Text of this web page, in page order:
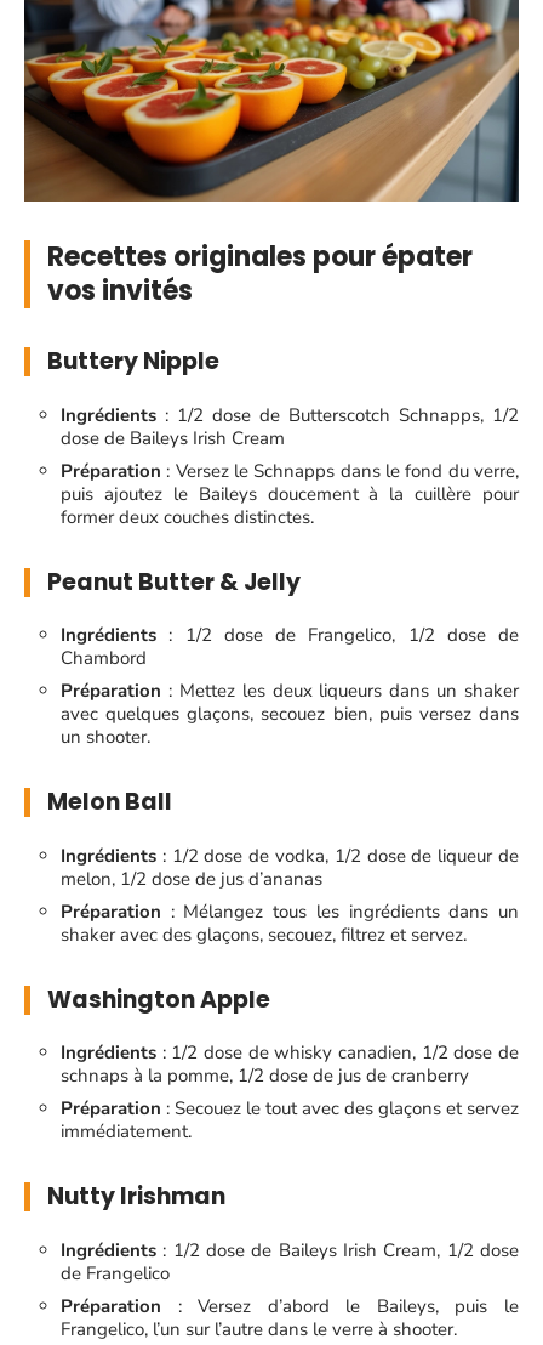
Recettes originales pour épater
vos invités
Buttery Nipple
Ingrédients : 1/2 dose de Butterscotch Schnapps, 1/2
dose de Baileys Irish Cream
Préparation : Versez le Schnapps dans le fond du verre,
puis ajoutez le Baileys doucement à la cuillère pour
former deux couches distinctes.
Peanut Butter & Jelly
Ingrédients : 1/2 dose de Frangelico, 1/2 dose de
Chambord
Préparation : Mettez les deux liqueurs dans un shaker
avec quelques glaçons, secouez bien, puis versez dans
un shooter.
Melon Ball
Ingrédients : 1/2 dose de vodka, 1/2 dose de liqueur de
melon, 1/2 dose de jus d’ananas
Préparation : Mélangez tous les ingrédients dans un
shaker avec des glaçons, secouez, filtrez et servez.
Washington Apple
Ingrédients : 1/2 dose de whisky canadien, 1/2 dose de
schnaps à la pomme, 1/2 dose de jus de cranberry
Préparation : Secouez le tout avec des glaçons et servez
immédiatement.
Nutty Irishman
Ingrédients : 1/2 dose de Baileys Irish Cream, 1/2 dose
de Frangelico
Préparation : Versez d’abord le Baileys, puis le
Frangelico, l’un sur l’autre dans le verre à shooter.